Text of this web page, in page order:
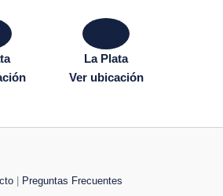
La Plata
Ver ubicación
| Preguntas Frecuentes